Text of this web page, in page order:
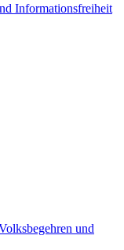
Informationsfreiheit
und